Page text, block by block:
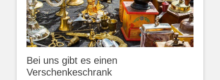
Bei uns gibt es einen
Verschenkeschrank